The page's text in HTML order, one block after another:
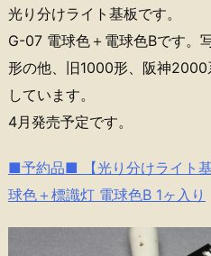
光り分けライト基板です。
G-07 電球色＋電球色Bです。
形の他、旧1000形、阪神
しています。
4月発売予定です。
■予約品■ 【光り分けライト
球色＋標識灯 電球色B 1ヶ入り